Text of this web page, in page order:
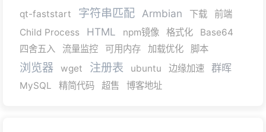
qt-faststart
字符串匹配 Armbian 下载
前端
Child Process
HTML npm镜像 格式化
Base64
四舍五入
流量监控 可用内存 加载优化 脚本
浏览器 wget 注册表 ubuntu 边缘加速 群晖
MySQL 精简代码 超售 博客地址